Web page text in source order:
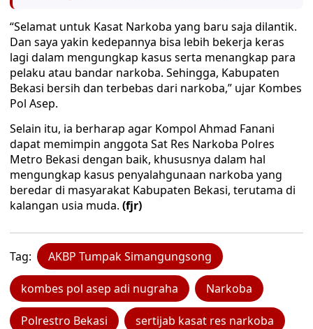
“Selamat untuk Kasat Narkoba yang baru saja dilantik.
Dan saya yakin kedepannya bisa lebih bekerja keras
lagi dalam mengungkap kasus serta menangkap para
pelaku atau bandar narkoba. Sehingga, Kabupaten
Bekasi bersih dan terbebas dari narkoba,” ujar Kombes
Pol Asep.
Selain itu, ia berharap agar Kompol Ahmad Fanani
dapat memimpin anggota Sat Res Narkoba Polres
Metro Bekasi dengan baik, khususnya dalam hal
mengungkap kasus penyalahgunaan narkoba yang
beredar di masyarakat Kabupaten Bekasi, terutama di
kalangan usia muda. (fjr)
Tag: AKBP Tumpak Simangungsong
kombes pol asep adi nugraha Narkoba
Polrestro Bekasi sertijab kasat res narkoba